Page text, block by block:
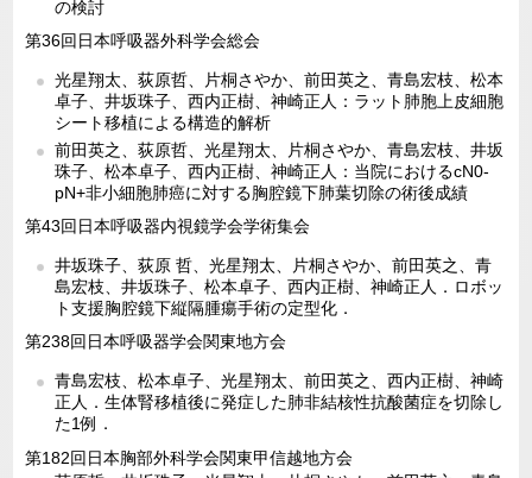
の検討
第36回日本呼吸器外科学会総会
光星翔太、荻原哲、片桐さやか、前田英之、青島宏枝、松本
卓子、井坂珠子、西内正樹、神崎正人：ラット肺胞上皮細胞
シート移植による構造的解析
前田英之、荻原哲、光星翔太、片桐さやか、青島宏枝、井坂
珠子、松本卓子、西内正樹、神崎正人：当院におけるcN0-
pN+非小細胞肺癌に対する胸腔鏡下肺葉切除の術後成績
第43回日本呼吸器内視鏡学会学術集会
井坂珠子、荻原 哲、光星翔太、片桐さやか、前田英之、青
島宏枝、井坂珠子、松本卓子、西内正樹、神崎正人．ロボッ
ト支援胸腔鏡下縦隔腫瘍手術の定型化．
第238回日本呼吸器学会関東地方会
青島宏枝、松本卓子、光星翔太、前田英之、西内正樹、神崎
正人．生体腎移植後に発症した肺非結核性抗酸菌症を切除し
た1例．
第182回日本胸部外科学会関東甲信越地方会